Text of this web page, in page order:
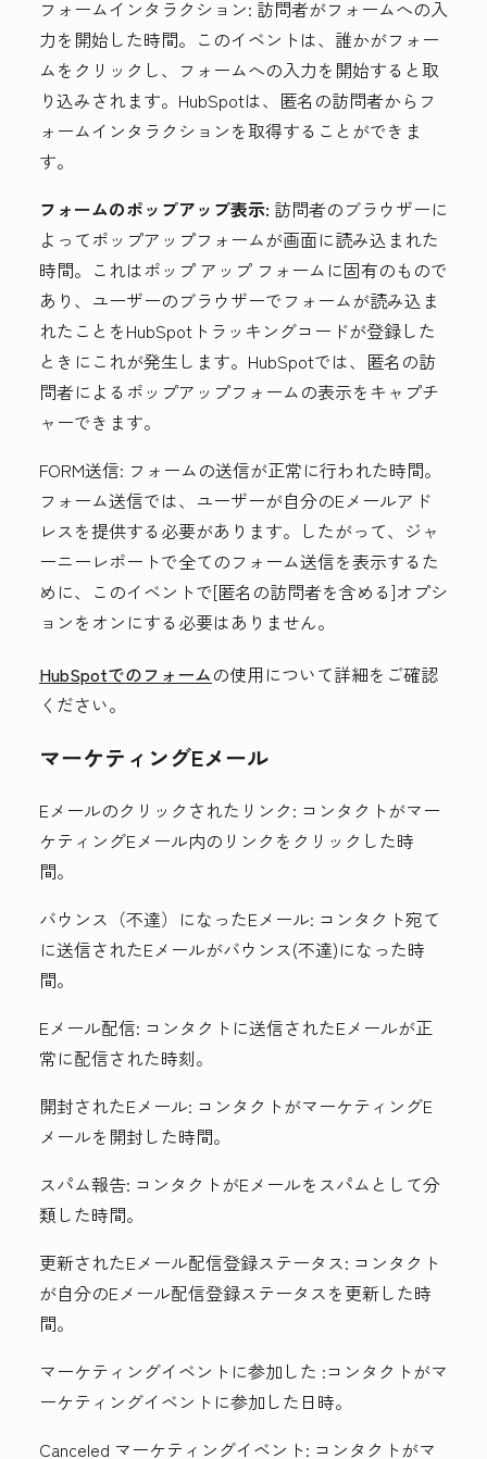
フォームインタラクション: 訪問者がフォームへの入
力を開始した時間。このイベントは、誰かがフォー
ムをクリックし、フォームへの入力を開始すると取
り込みされます。HubSpotは、匿名の訪問者からフ
ォームインタラクションを取得することができま
す。
フォームのポップアップ表示: 訪問者のブラウザーに
よってポップアップフォームが画面に読み込まれた
時間。これはポップ アップ フォームに固有のもので
あり、ユーザーのブラウザーでフォームが読み込ま
れたことをHubSpotトラッキングコードが登録した
ときにこれが発生します。HubSpotでは、匿名の訪
問者によるポップアップフォームの表示をキャプチ
ャーできます。
FORM送信: フォームの送信が正常に行われた時間。
フォーム送信では、ユーザーが自分のEメールアド
レスを提供する必要があります。したがって、ジャ
ーニーレポートで全てのフォーム送信を表示するた
めに、このイベントで[匿名の訪問者を含める]オプシ
ョンをオンにする必要はありません。
HubSpotでのフォームの使用について詳細をご確認
ください。
マーケティングEメール
Eメールのクリックされたリンク: コンタクトがマー
ケティングEメール内のリンクをクリックした時
間。
バウンス（不達）になったEメール: コンタクト宛て
に送信されたEメールがバウンス(不達)になった時
間。
Eメール配信: コンタクトに送信されたEメールが正
常に配信された時刻。
開封されたEメール: コンタクトがマーケティングE
メールを開封した時間。
スパム報告: コンタクトがEメールをスパムとして分
類した時間。
更新されたEメール配信登録ステータス: コンタクト
が自分のEメール配信登録ステータスを更新した時
間。
マーケティングイベントに参加した :コンタクトがマ
ーケティングイベントに参加した日時。
Canceled マーケティングイベント: コンタクトがマ